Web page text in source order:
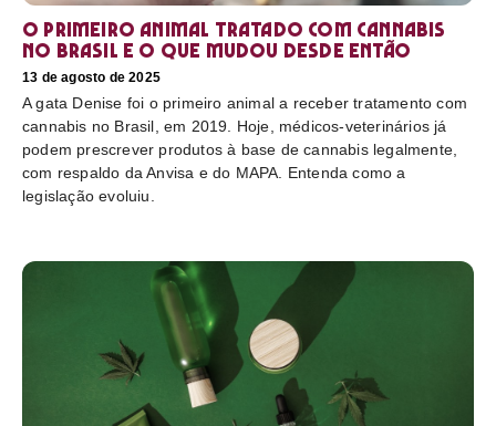
O primeiro animal tratado com cannabis
no Brasil e o que mudou desde então
13 de agosto de 2025
A gata Denise foi o primeiro animal a receber tratamento com
cannabis no Brasil, em 2019. Hoje, médicos-veterinários já
podem prescrever produtos à base de cannabis legalmente,
com respaldo da Anvisa e do MAPA. Entenda como a
legislação evoluiu.